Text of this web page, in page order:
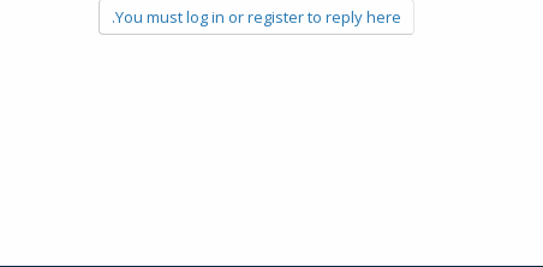
You must log in or register to reply here.